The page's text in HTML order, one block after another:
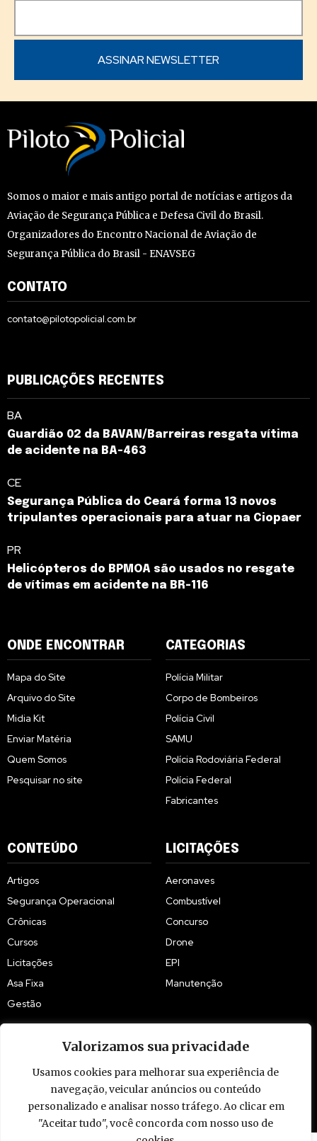
Valorizamos sua privacidade
Usamos cookies para melhorar sua experiência de
navegação, veicular anúncios ou conteúdo
personalizado e analisar nosso tráfego. Ao clicar em
"Aceitar tudo", você concorda com nosso uso de
Somos o maior e mais antigo portal de notícias e artigos da
Aviação de Segurança Pública e Defesa Civil do Brasil.
Organizadores do Encontro Nacional de Aviação de
Segurança Pública do Brasil - ENAVSEG
CONTATO
contato@pilotopolicial.com.br
PUBLICAÇÕES RECENTES
BA
Guardião 02 da BAVAN/Barreiras resgata vítima
de acidente na BA-463
CE
Segurança Pública do Ceará forma 13 novos
tripulantes operacionais para atuar na Ciopaer
PR
Helicópteros do BPMOA são usados no resgate
de vítimas em acidente na BR-116
ONDE ENCONTRAR
Mapa do Site
Arquivo do Site
Midia Kit
Enviar Matéria
Quem Somos
Pesquisar no site
CATEGORIAS
Polícia Militar
Corpo de Bombeiros
Polícia Civil
SAMU
Polícia Rodoviária Federal
Polícia Federal
Fabricantes
CONTEÚDO
Artigos
Segurança Operacional
Crônicas
Cursos
Licitações
Asa Fixa
Gestão
LICITAÇÕES
Aeronaves
Combustível
Concurso
Drone
EPI
Manutenção
© 2009 - 2026 Piloto Policial. Todos os direitos reservados. Brasil.